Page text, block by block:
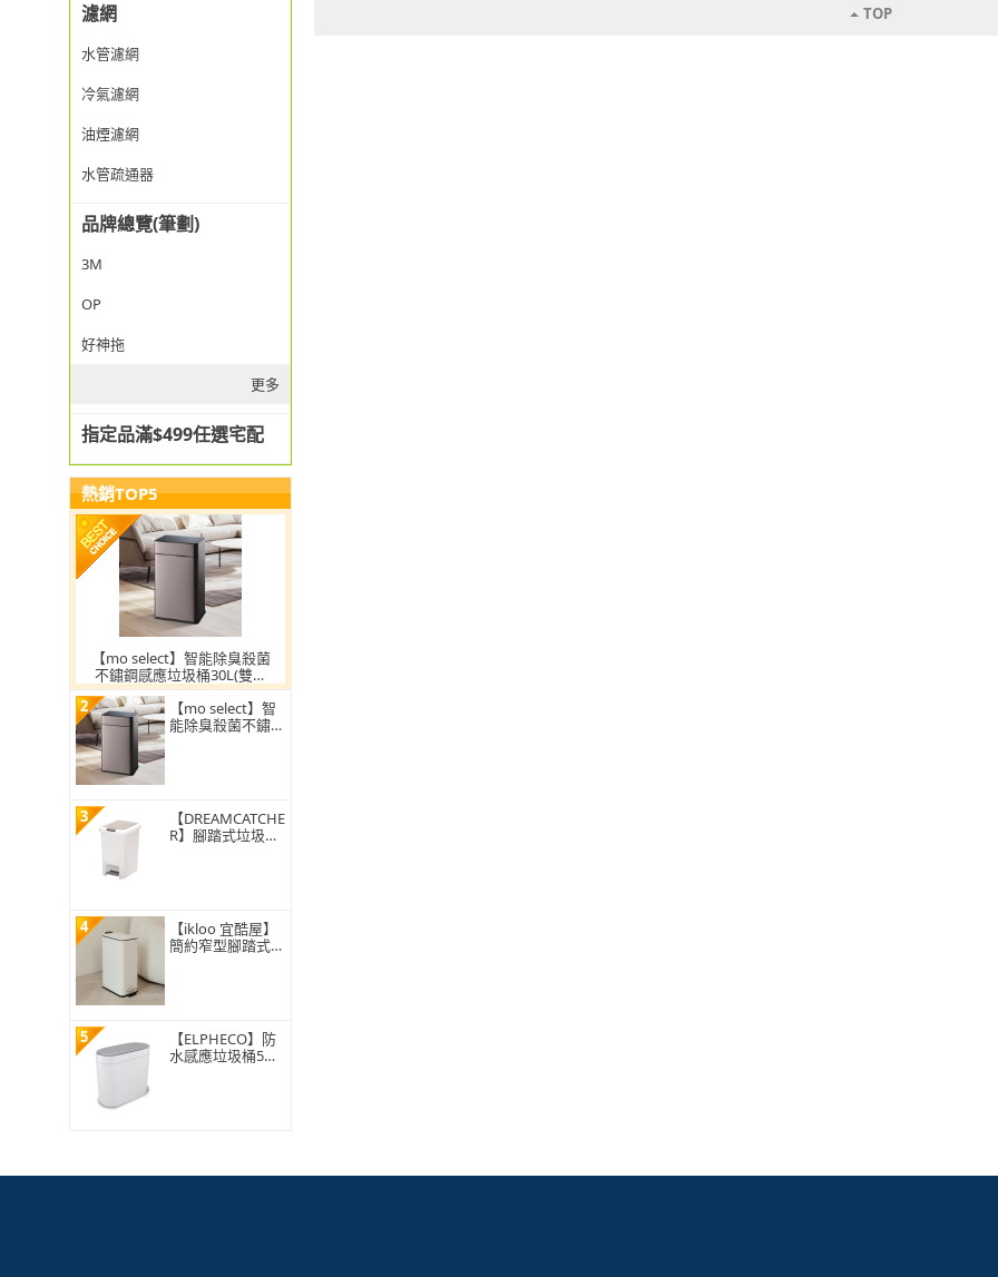
濾網
水管濾網
冷氣濾網
油煙濾網
水管疏通器
品牌總覽(筆劃)
3M
OP
好神拖
更多
指定品滿$499任選宅配
熱銷TOP5
【mo select】智能除臭殺菌
不鏽鋼感應垃圾桶30L(雙開
蓋/大容量/附充電電池/mo選)
2
【mo select】智
能除臭殺菌不鏽鋼
3
【DREAMCATCHE
R】腳踏式垃圾桶
4
【ikloo 宜酷屋】
簡約窄型腳踏式垃
5
【ELPHECO】防
水感應垃圾桶5公
TOP